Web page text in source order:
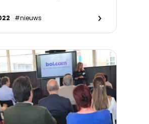
#nieuws